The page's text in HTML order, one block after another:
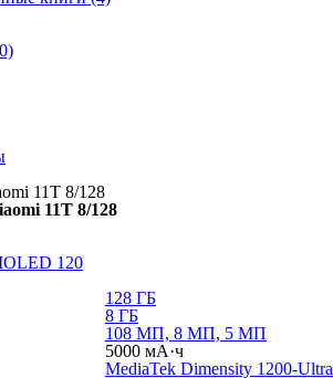
11T 8/128
11T 8/128
120
128 ГБ
8 ГБ
108 МП, 8 МП, 5 МП
5000 мА·ч
MediaTek Dimensity 1200-Ultra